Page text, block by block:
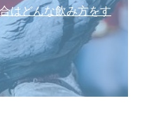
はどんな飲み方をす